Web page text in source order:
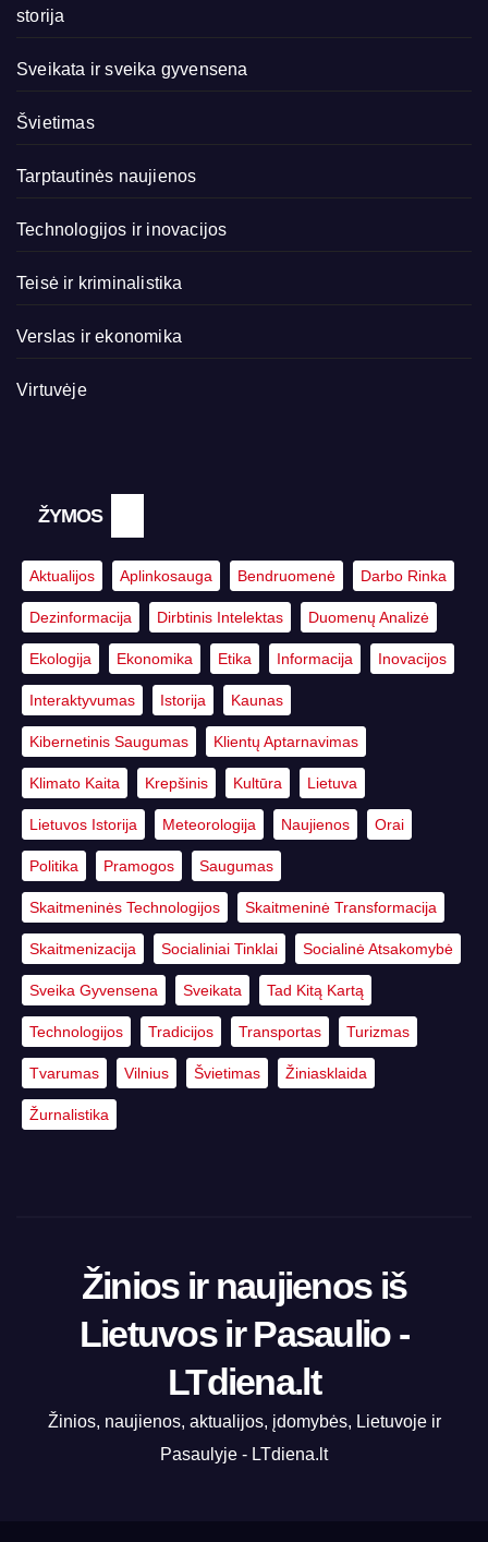
storija
Sveikata ir sveika gyvensena
Švietimas
Tarptautinės naujienos
Technologijos ir inovacijos
Teisė ir kriminalistika
Verslas ir ekonomika
Virtuvėje
ŽYMOS
Aktualijos Aplinkosauga Bendruomenė Darbo Rinka
Dezinformacija Dirbtinis Intelektas Duomenų Analizė
Ekologija Ekonomika Etika Informacija Inovacijos
Interaktyvumas Istorija Kaunas
Kibernetinis Saugumas Klientų Aptarnavimas
Klimato Kaita Krepšinis Kultūra Lietuva
Lietuvos Istorija Meteorologija Naujienos Orai
Politika Pramogos Saugumas
Skaitmeninės Technologijos Skaitmeninė Transformacija
Skaitmenizacija Socialiniai Tinklai Socialinė Atsakomybė
Sveika Gyvensena Sveikata Tad Kitą Kartą
Technologijos Tradicijos Transportas Turizmas
Tvarumas Vilnius Švietimas Žiniasklaida
Žurnalistika
Žinios ir naujienos iš
Lietuvos ir Pasaulio -
LTdiena.lt
Žinios, naujienos, aktualijos, įdomybės, Lietuvoje ir
Pasaulyje - LTdiena.lt